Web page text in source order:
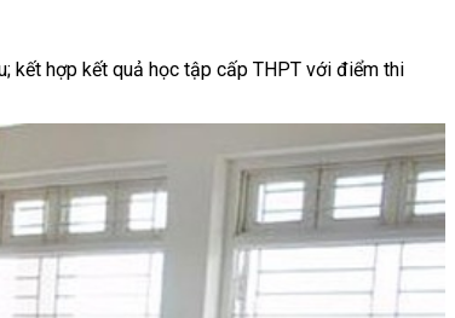
kết hợp kết quả học tập cấp THPT với điểm thi